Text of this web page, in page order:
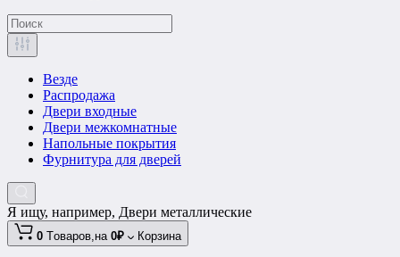
Везде
Распродажа
Двери входные
Двери межкомнатные
Напольные покрытия
Фурнитура для дверей
Я ищу, например, Двери металлические
0 Tоваров,на 0₽ Корзина